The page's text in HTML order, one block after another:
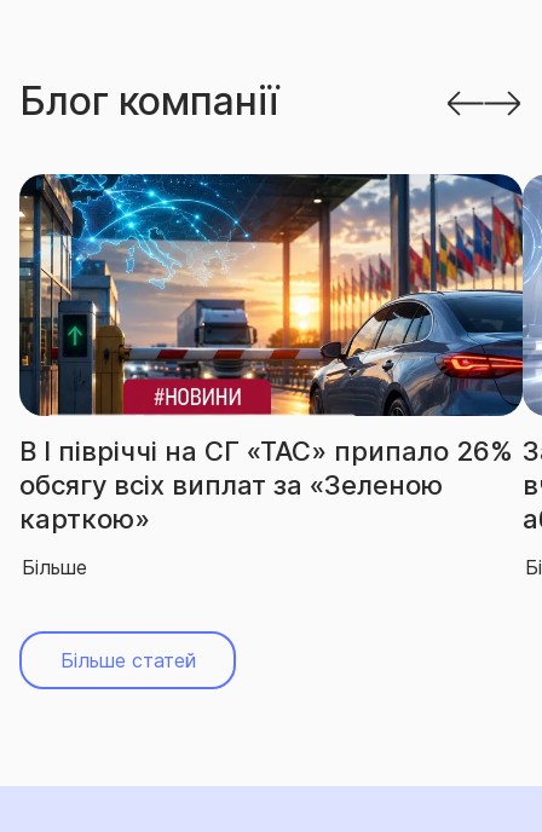
Блог компанії
В І півріччі на СГ «ТАС» припало 26%
обсягу всіх виплат за «Зеленою
карткою»
Більше
Більше статей